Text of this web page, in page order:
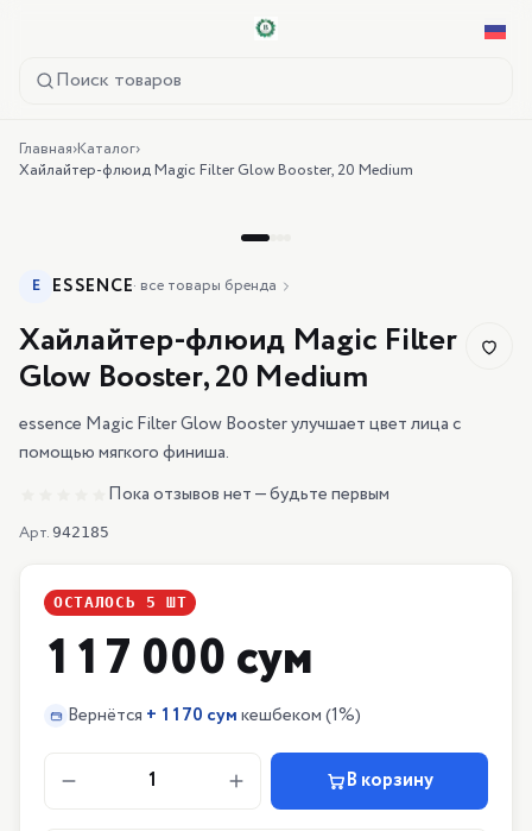
Поиск товаров
Главная›Каталог›
Хайлайтер-флюид Magic Filter Glow Booster, 20 Medium
E ESSENCE· все товары бренда
Хайлайтер-флюид Magic Filter
Glow Booster, 20 Medium
essence Magic Filter Glow Booster улучшает цвет лица с
помощью мягкого финиша.
Пока отзывов нет — будьте первым
Арт. 942185
ОСТАЛОСЬ 5 ШТ
117 000 сум
Вернётся + 1170 сумкешбеком(1%)
1 В корзину